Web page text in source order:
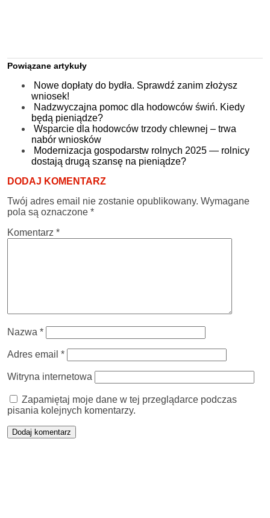
Powiązane artykuły
Nowe dopłaty do bydła. Sprawdź zanim złożysz
wniosek!
Nadzwyczajna pomoc dla hodowców świń. Kiedy
będą pieniądze?
Wsparcie dla hodowców trzody chlewnej – trwa
nabór wniosków
Modernizacja gospodarstw rolnych 2025 — rolnicy
dostają drugą szansę na pieniądze?
DODAJ KOMENTARZ
Twój adres email nie zostanie opublikowany. Wymagane
pola są oznaczone *
Komentarz *
Nazwa *
Adres email *
Witryna internetowa
Zapamiętaj moje dane w tej przeglądarce podczas
pisania kolejnych komentarzy.